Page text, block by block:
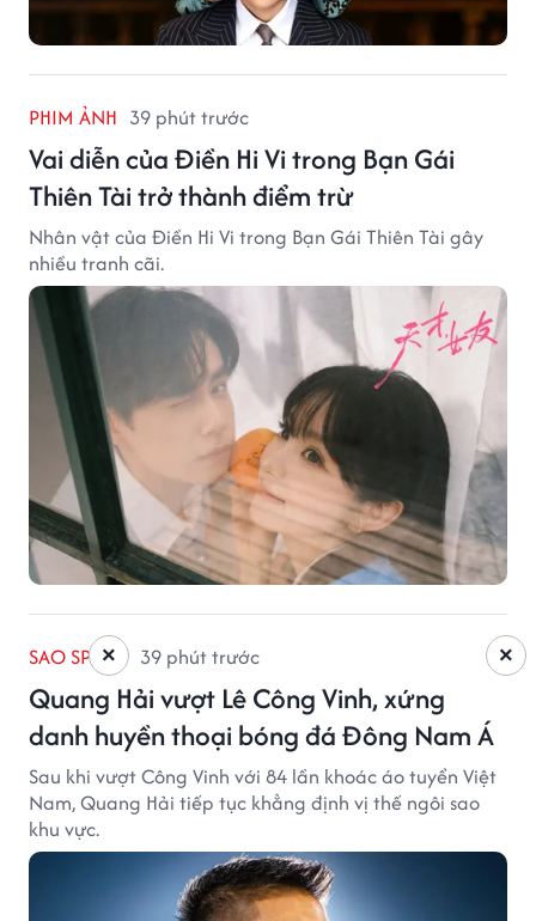
PHIM ẢNH 39 phút trước
Vai diễn của Điền Hi Vi trong Bạn Gái
Thiên Tài trở thành điểm trừ
Nhân vật của Điền Hi Vi trong Bạn Gái Thiên Tài gây
nhiều tranh cãi.
SAO SPORT 39 phút trước
Quang Hải vượt Lê Công Vinh, xứng
danh huyền thoại bóng đá Đông Nam Á
Sau khi vượt Công Vinh với 84 lần khoác áo tuyển Việt
Nam, Quang Hải tiếp tục khẳng định vị thế ngôi sao
khu vực.
×
×